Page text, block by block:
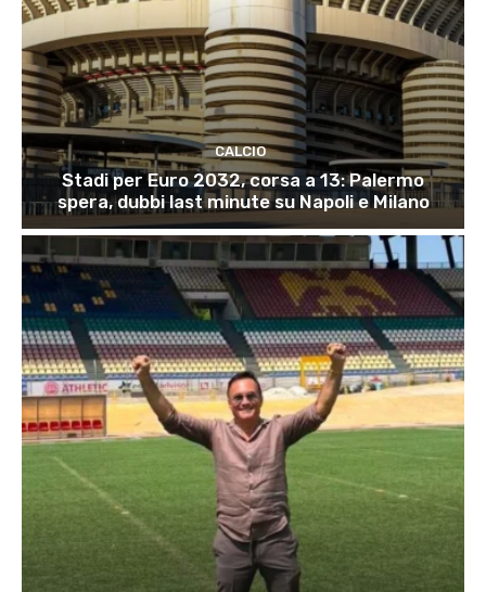
CALCIO
Stadi per Euro 2032, corsa a 13: Palermo
spera, dubbi last minute su Napoli e Milano